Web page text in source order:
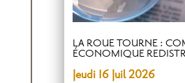
LA ROUE TOURNE :
ÉCONOMIQUE
Jeudi 16 Juil 2026